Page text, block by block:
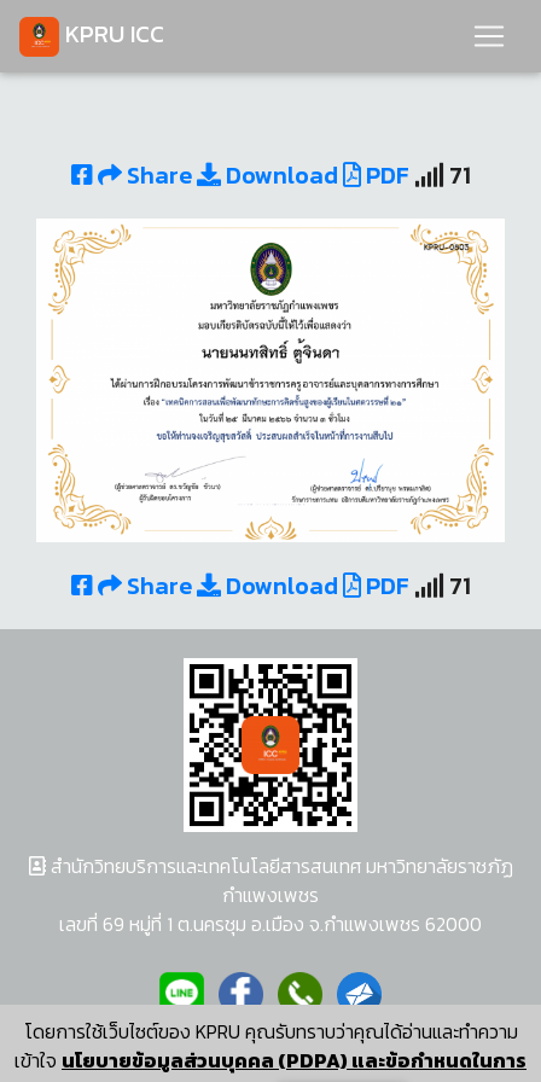
KPRU ICC
Share Download PDF 71
Share Download PDF 71
โดยการใช้เว็บไซต์ของ KPRU คุณรับทราบว่าคุณได้อ่านและทำความ
เข้าใจ นโยบายข้อมูลส่วนบุคคล (PDPA) และข้อกำหนดในการ
สำนักวิทยบริการและเทคโนโลยีสารสนเทศ มหาวิทยาลัยราชภัฏ
กำแพงเพชร
เลขที่ 69 หมู่ที่ 1 ต.นครชุม อ.เมือง จ.กำแพงเพชร 62000
ผู้พัฒนาระบบ อนุชา พวงผกา